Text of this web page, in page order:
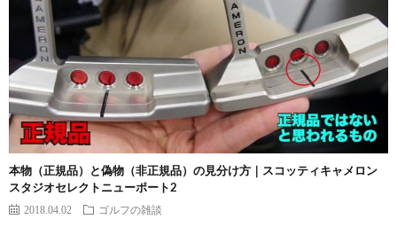
本物（正規品）と偽物（非正規品）の見分け方｜スコッティキャメロン
スタジオセレクトニューポート2
2018.04.02 ゴルフの雑談